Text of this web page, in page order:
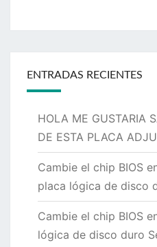
ENTRADAS RECIENTES
HOLA ME GUSTARIA
DE ESTA PLACA
Cambie el chip BIOS
placa lógica de disco
Cambie el chip BIOS
lógica de disco duro